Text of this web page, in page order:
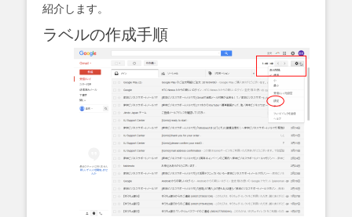
紹介します。
ラベルの作成手順